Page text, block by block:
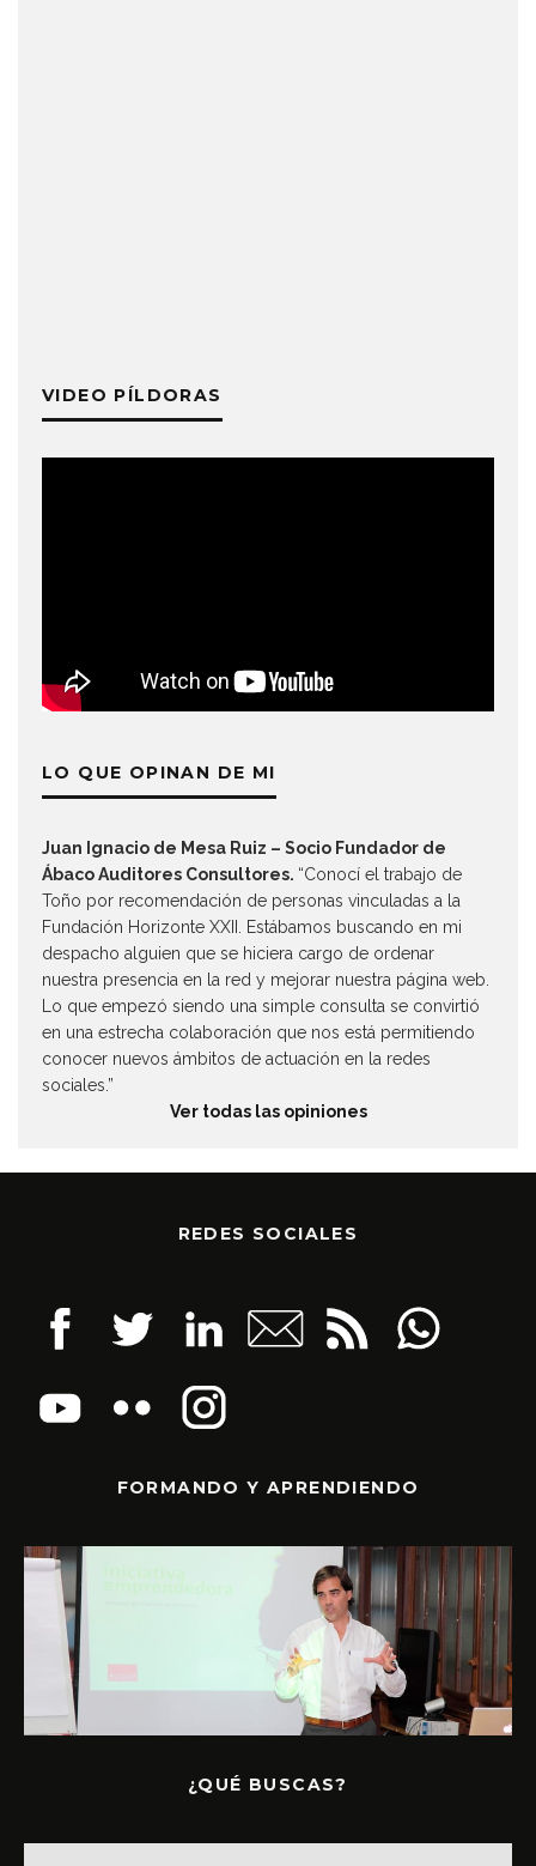
VIDEO PÍLDORAS
LO QUE OPINAN DE MI
Juan Ignacio de Mesa Ruiz – Socio Fundador de
Ábaco Auditores Consultores. “Conocí el trabajo de
Toño por recomendación de personas vinculadas a la
Fundación Horizonte XXII. Estábamos buscando en mi
despacho alguien que se hiciera cargo de ordenar
nuestra presencia en la red y mejorar nuestra página web.
Lo que empezó siendo una simple consulta se convirtió
en una estrecha colaboración que nos está permitiendo
conocer nuevos ámbitos de actuación en la redes
sociales.”
Ver todas las opiniones
REDES SOCIALES
FORMANDO Y APRENDIENDO
¿QUÉ BUSCAS?